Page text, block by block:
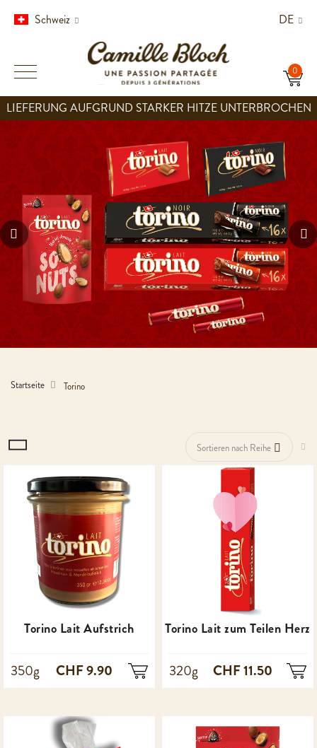
DE
Schweiz
LIEFERUNG AUFGRUND STARKER HITZE UNTERBROCHEN
Startseite Torino
Torino Lait Aufstrich
350g CHF 9.90
Torino Lait zum Teilen Herz
320g CHF 11.50